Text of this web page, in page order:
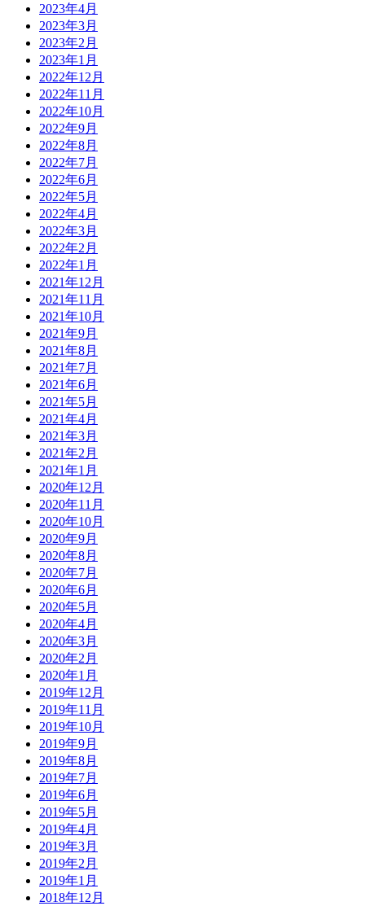
2023年4月
2023年3月
2023年2月
2023年1月
2022年12月
2022年11月
2022年10月
2022年9月
2022年8月
2022年7月
2022年6月
2022年5月
2022年4月
2022年3月
2022年2月
2022年1月
2021年12月
2021年11月
2021年10月
2021年9月
2021年8月
2021年7月
2021年6月
2021年5月
2021年4月
2021年3月
2021年2月
2021年1月
2020年12月
2020年11月
2020年10月
2020年9月
2020年8月
2020年7月
2020年6月
2020年5月
2020年4月
2020年3月
2020年2月
2020年1月
2019年12月
2019年11月
2019年10月
2019年9月
2019年8月
2019年7月
2019年6月
2019年5月
2019年4月
2019年3月
2019年2月
2019年1月
2018年12月